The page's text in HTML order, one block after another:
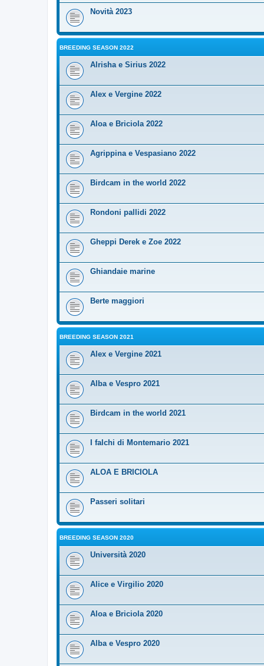
Novità 2023
BREEDING SEASON 2022
Alrisha e Sirius 2022
Alex e Vergine 2022
Aloa e Briciola 2022
Agrippina e Vespasiano 2022
Birdcam in the world 2022
Rondoni pallidi 2022
Gheppi Derek e Zoe 2022
Ghiandaie marine
Berte maggiori
BREEDING SEASON 2021
Alex e Vergine 2021
Alba e Vespro 2021
Birdcam in the world 2021
I falchi di Montemario 2021
ALOA E BRICIOLA
Passeri solitari
BREEDING SEASON 2020
Università 2020
Alice e Virgilio 2020
Aloa e Briciola 2020
Alba e Vespro 2020